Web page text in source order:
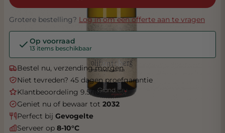
Grotere bestelling? Log in om een offerte aan te vragen
Op voorraad
13 items beschikbaar
Bestel nu, verzending morgen
Niet tevreden? 45 dagen proefgarantie
Klantbeoordeling 9.5/10
Geniet nu of bewaar tot 2032
Perfect bij Gevogelte
Serveer op 8-10°C